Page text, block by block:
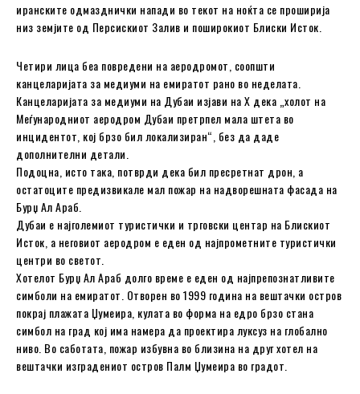
иранските одмазднички напади во текот на ноќта се проширија
низ земјите од Персискиот Залив и поширокиот Блиски Исток.
Четири лица беа повредени на аеродромот, соопшти
канцеларијата за медиуми на емиратот рано во неделата.
Канцеларијата за медиуми на Дубаи изјави на X дека „холот на
Меѓународниот аеродром Дубаи претрпел мала штета во
инцидентот, кој брзо бил локализиран“, без да даде
дополнителни детали.
Подоцна, исто така, потврди дека бил пресретнат дрон, а
остатоците предизвикале мал пожар на надворешната фасада на
Бурџ Ал Араб.
Дубаи е најголемиот туристички и трговски центар на Блискиот
Исток, а неговиот аеродром е еден од најпрометните туристички
центри во светот.
Хотелот Бурџ Ал Араб долго време е еден од најпрепознатливите
симболи на емиратот. Отворен во 1999 година на вештачки остров
покрај плажата Џумеира, кулата во форма на едро брзо стана
симбол на град кој има намера да проектира луксуз на глобално
ниво. Во саботата, пожар избувна во близина на друг хотел на
вештачки изградениот остров Палм Џумеира во градот.